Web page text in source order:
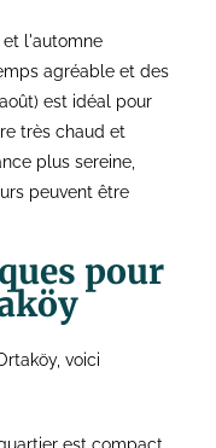
et l'automne
agréable et des
est idéal pour
très chaud et
plus sereine,
peuvent être
pour
voici